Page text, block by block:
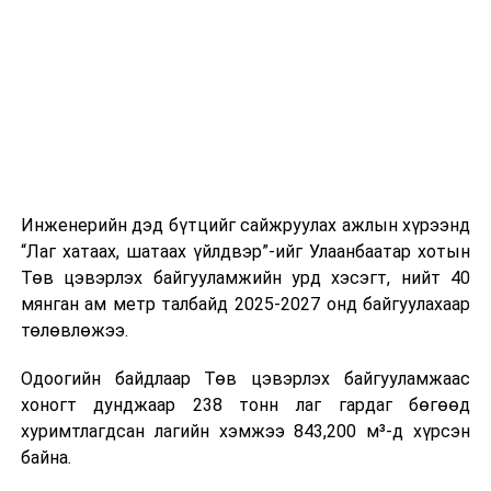
өдөр тутмын ажлын бэлэн байдлыг хангах зэрэг
практик ур чадварыг сургалтын хөтөлбөрт тусгажээ.
Сургалтыг танилцуулах лекц, асуулт-хариулт,
жишээнд суурилсан сургалт, багаар ажиллах дасгал,
танилцах, онцгой нөхцөлд ажиллах дадлага зэрэг
онол, практик хосолсон хэлбэрээр зохион байгуулж
байна.
Инженерийн дэд бүтцийг сайжруулах ажлын хүрээнд
“Лаг хатаах, шатаах үйлдвэр”-ийг Улаанбаатар хотын
Төв цэвэрлэх байгууламжийн урд хэсэгт, нийт 40
мянган ам метр талбайд 2025-2027 онд байгуулахаар
төлөвлөжээ.
Одоогийн байдлаар Төв цэвэрлэх байгууламжаас
хоногт дунджаар 238 тонн лаг гардаг бөгөөд
хуримтлагдсан лагийн хэмжээ 843,200 м³-д хүрсэн
байна.